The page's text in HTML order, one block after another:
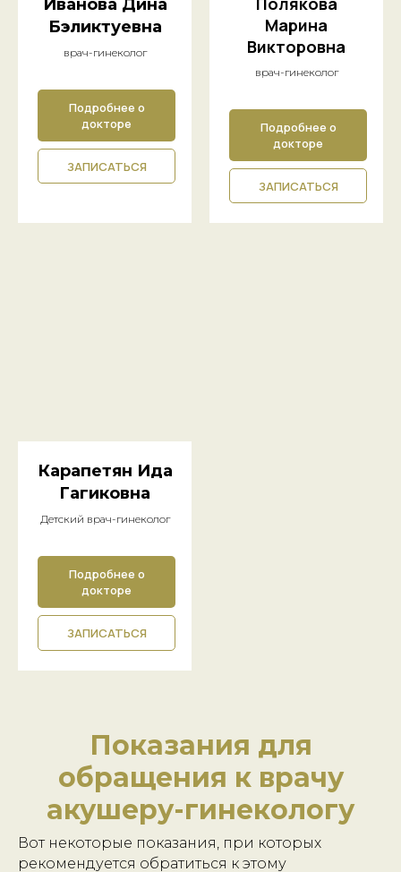
Иванова Дина
Бэликтуевна
врач-гинеколог
Подробнее о
докторе
ЗАПИСАТЬСЯ
Марина
Викторовна
врач-гинеколог
Подробнее о
докторе
ЗАПИСАТЬСЯ
Карапетян Ида
Гагиковна
Детский врач-гинеколог
Подробнее о
докторе
ЗАПИСАТЬСЯ
Показания для
обращения к врачу
акушеру-гинекологу
Вот некоторые показания, при которых
рекомендуется обратиться к этому